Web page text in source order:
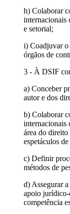
h) Colaborar
internacionais
e setorial;
i) Coadjuvar o
órgãos de
3 - À DSIF
a) Conceber
autor e dos
b) Colaborar
internacionais
área do direito
espetáculos
c) Definir
métodos de
d) Assegurar
apoio jurídico-
competência